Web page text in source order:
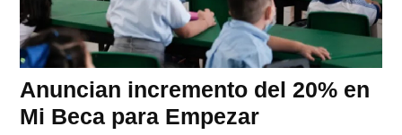
Anuncian incremento del 20% en
Mi Beca para Empezar